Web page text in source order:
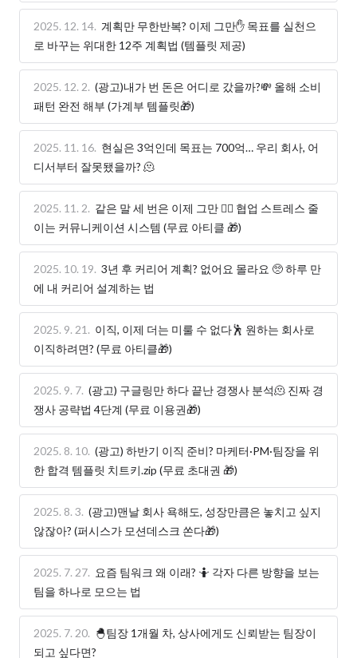
2025. 12. 14. 계획만 무한반복? 이제 그만✋ 목표를 실천으
로 바꾸는 위대한 12주 계획법 (템플릿 제공)
2025. 12. 2. (광고)내가 번 돈은 어디로 갔을까?💸 올해 소비
패턴 완전 해부 (가계부 템플릿🎁)
2025. 11. 16. 현실은 3억인데 목표는 700억… 우리 회사, 어
디서부터 잘못됐을까? 🫠
2025. 11. 2. 같은 말 세 번은 이제 그만 😮‍💨 협업 스트레스 줄
이는 커뮤니케이션 시스템 (무료 아티클 🎁)
2025. 10. 19. 3년 후 커리어 계획? 없어요 몰라요 🥺 하루 만
에 내 커리어 설계하는 법
2025. 9. 21. 이직, 이제 더는 미룰 수 없다🕺 원하는 회사로
이직하려면? (무료 아티클🎁)
2025. 9. 7. (광고) 구글링만 하다 끝난 경쟁사 분석🫠 진짜 경
쟁사 공략법 4단계 (무료 이용권🎁)
2025. 8. 10. (광고) 하반기 이직 준비? 마케터·PM·팀장을 위
한 합격 템플릿 치트키.zip (무료 초대권 🎁)
2025. 8. 3. (광고)맨날 회사 욕해도, 성장만큼은 놓치고 싶지
않잖아? (퍼시스가 모션데스크 쏜다🎁)
2025. 7. 27. 요즘 팀워크 왜 이래? 🤷 각자 다른 방향을 보는
팀을 하나로 모으는 법
2025. 7. 20. 🐣팀장 1개월 차, 상사에게도 신뢰받는 팀장이
되고 싶다면?